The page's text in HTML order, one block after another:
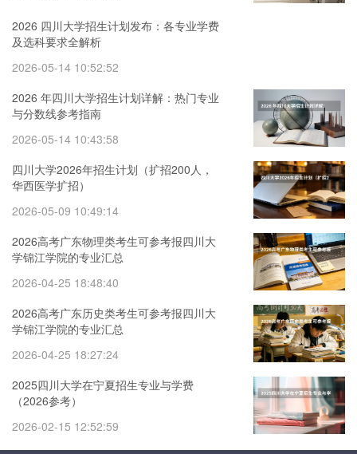
2026 四川大学招生计划发布：各专业学费
及选科要求全解析
2026-05-14 10:52:52
2026 年四川大学招生计划详解：热门专业
与分数线参考指南
2026-05-14 10:43:58
四川大学2026年招生计划（扩招200人，
华西医学扩招）
2026-05-09 10:49:14
2026高考广东物理类考生可参考报四川大
学锦江学院的专业汇总
2026-04-25 18:48:40
2026高考广东历史类考生可参考报四川大
学锦江学院的专业汇总
2026-04-25 18:27:24
2025四川大学在宁夏招生专业与学费
（2026参考）
2026-02-15 12:52:59